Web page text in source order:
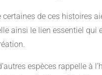
de ces histoires
ainsi le lien essentiel qui
espèces rappelle à